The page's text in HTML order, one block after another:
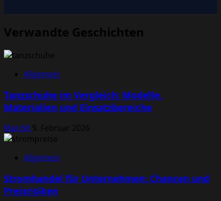
Verwandte Geschichten
Allgemein
Tanzschuhe im Vergleich: Modelle,
Materialien und Einsatzbereiche
MarcW 9. Februar 2026
Allgemein
Stromhandel für Unternehmen: Chancen und
Preisrisiken